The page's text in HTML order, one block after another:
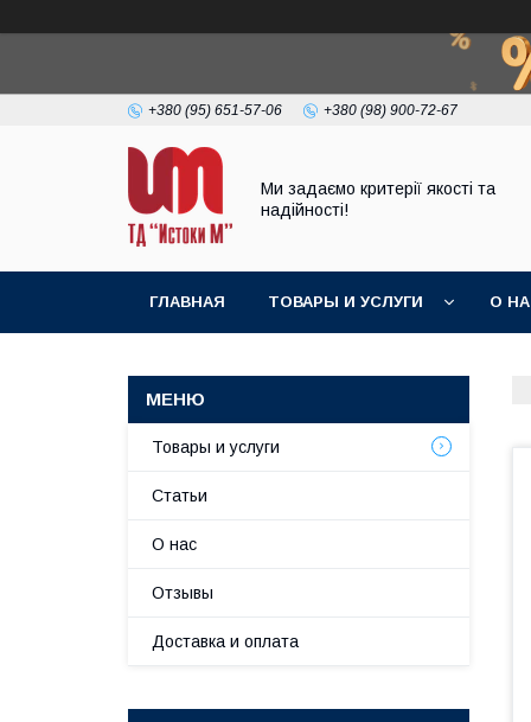
+380 (95) 651-57-06 +380 (98) 900-72-67
Ми задаємо критерії якості та
надійності!
ГЛАВНАЯ ТОВАРЫ И УСЛУГИ О
Товары и услуги
Статьи
О нас
Отзывы
Доставка и оплата